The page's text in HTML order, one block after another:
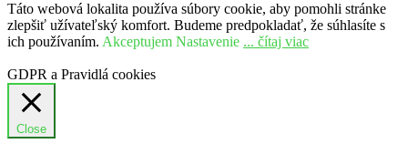
Táto webová lokalita používa súbory cookie, aby pomohli stránke
zlepšiť užívateľský komfort. Budeme predpokladať, že súhlasíte s
ich používaním. Akceptujem Nastavenie ... čítaj viac
GDPR a Pravidlá cookies
Close